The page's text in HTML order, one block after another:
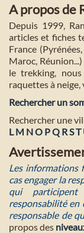
A propos de
Depuis 1999,
articles et fiches
France
Maroc,
le trekking,
raquettes à
Rechercher un
Rechercher une
L M NO PQ RST
Les informations
cas engager la
qui
responsabilité en
responsable de
propos des